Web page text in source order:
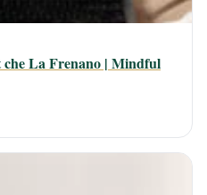
che La Frenano | Mindful